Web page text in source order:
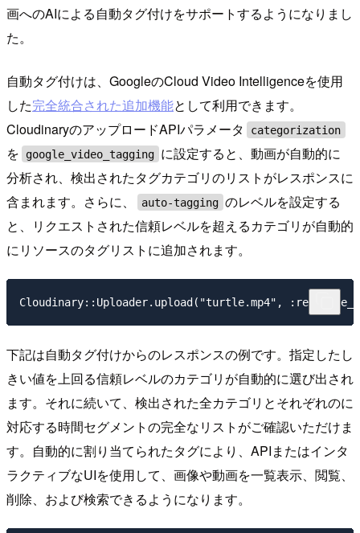
画へのAIによる自動タグ付けをサポートするようになりまし
た。
自動タグ付けは、GoogleのCloud Video Intelligenceを使用
した完全統合された追加機能として利用できます。
CloudinaryのアップロードAPIパラメータ
categorization
を google_video_tagging に設定すると、動画が自動的に
分析され、検出されたタグカテゴリのリストがレスポンスに
含まれます。さらに、
auto-tagging のレベルを設定する
と、リクエストされた信頼レベルを超えるカテゴリが自動的
にリソースのタグリストに追加されます。
Cloudinary::Uploader.upload("turtle.mp4",
下記は自動タグ付けからのレスポンスの例です。指定したし
きい値を上回る信頼レベルのカテゴリが自動的に選び出され
ます。それに続いて、検出された全カテゴリとそれぞれのに
対応する時間セグメントの完全なリストがご確認いただけま
す。自動的に割り当てられたタグにより、APIまたはインタ
ラクティブなUIを使用して、画像や動画を一覧表示、閲覧、
削除、および検索できるようになります。